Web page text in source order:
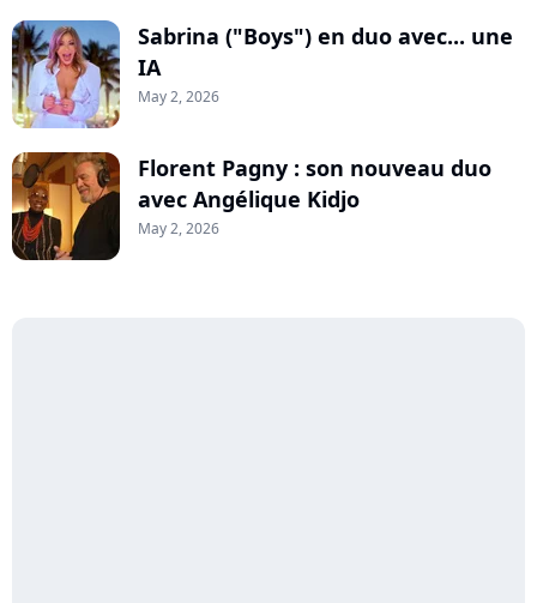
Sabrina ("Boys") en duo avec... une
IA
May 2, 2026
Florent Pagny : son nouveau duo
avec Angélique Kidjo
May 2, 2026